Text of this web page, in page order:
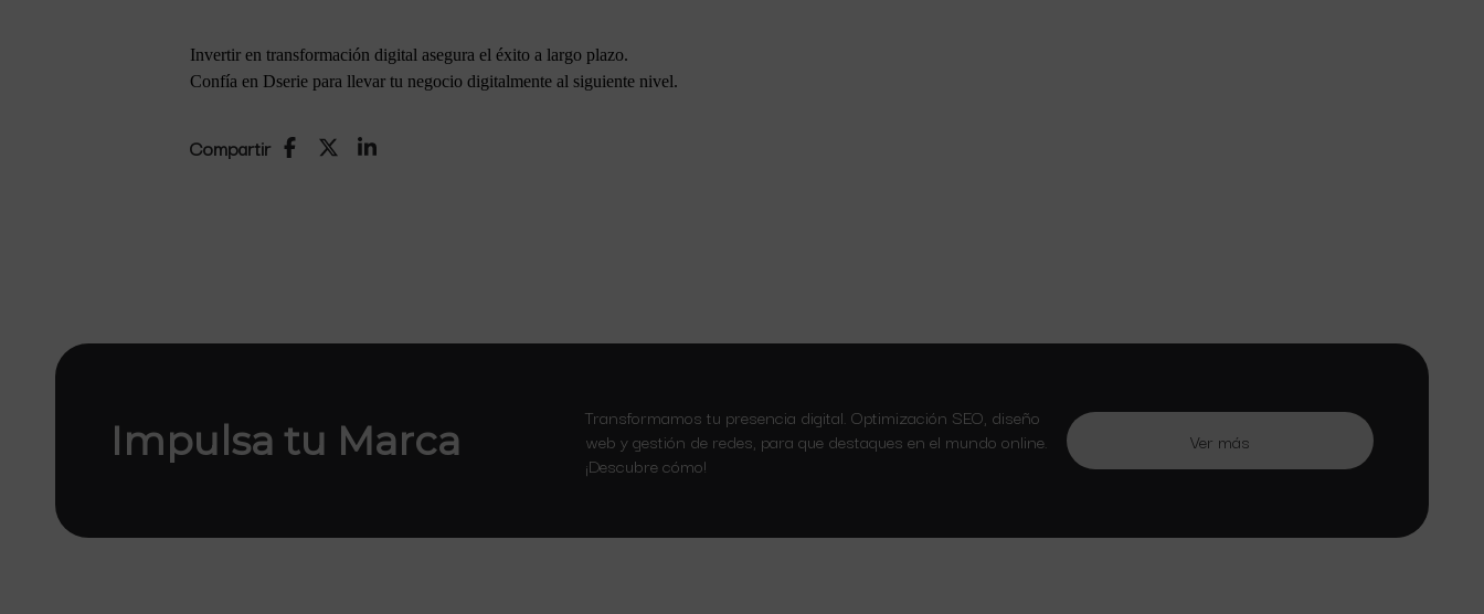
Invertir en transformación digital asegura el éxito a largo plazo.
Confía en Dserie para llevar tu negocio digitalmente al siguiente nivel.
Compartir
Impulsa tu Marca
Transformamos tu presencia digital. Optimización SEO, diseño
web y gestión de redes, para que destaques en el mundo online.
¡Descubre cómo!
Ver más